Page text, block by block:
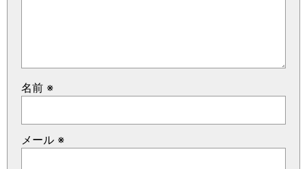
名前 ※
メール ※